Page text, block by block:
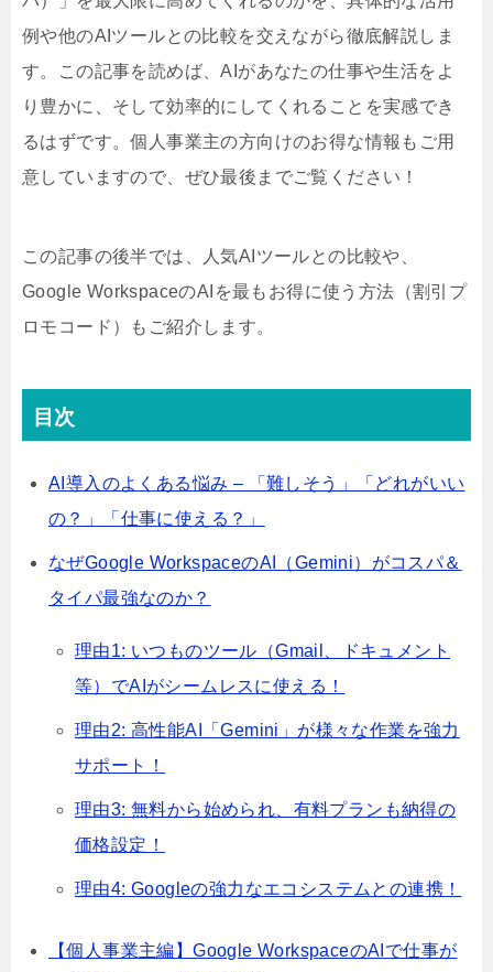
例や他のAIツールとの比較を交えながら徹底解説しま
す。この記事を読めば、AIがあなたの仕事や生活をよ
り豊かに、そして効率的にしてくれることを実感でき
るはずです。個人事業主の方向けのお得な情報もご用
意していますので、ぜひ最後までご覧ください！
この記事の後半では、人気AIツールとの比較や、
Google WorkspaceのAIを最もお得に使う方法（割引プ
ロモコード）もご紹介します。
目次
AI導入のよくある悩み – 「難しそう」「どれがいい
の？」「仕事に使える？」
なぜGoogle WorkspaceのAI（Gemini）がコスパ＆
タイパ最強なのか？
理由1: いつものツール（Gmail、ドキュメント
等）でAIがシームレスに使える！
理由2: 高性能AI「Gemini」が様々な作業を強力
サポート！
理由3: 無料から始められ、有料プランも納得の
価格設定！
理由4: Googleの強力なエコシステムとの連携！
【個人事業主編】Google WorkspaceのAIで仕事が